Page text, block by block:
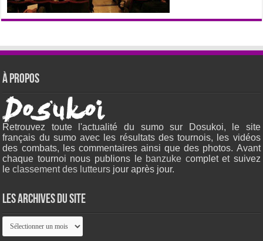
À propos
Retrouvez toute l'actualité du sumo sur Dosukoi, le site
français du sumo avec les résultats des tournois, les vidéos
des combats, les commentaires ainsi que des photos. Avant
chaque tournoi nous publions le banzuke complet et suivez
leclassement des lutteurs jour après jour.
Les archives du site
Les
archives